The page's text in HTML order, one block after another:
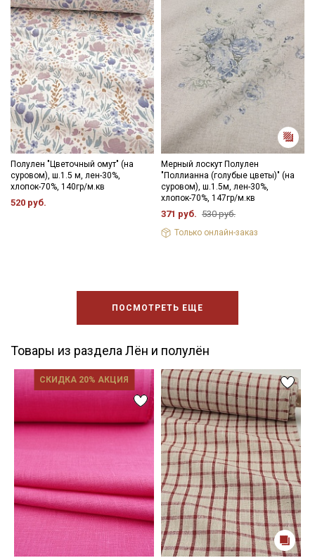
Полулен "Цветочный омут" (на
суровом), ш.1.5 м, лен-30%,
хлопок-70%, 140гр/м.кв
520 руб.
Мерный лоскут Полулен
"Поллианна (голубые цветы)" (на
суровом), ш.1.5м, лен-30%,
хлопок-70%, 147гр/м.кв
371 руб. 530 руб.
Только онлайн-заказ
ПОСМОТРЕТЬ ЕЩЕ
Товары из раздела Лён и полулён
СКИДКА 20% АКЦИЯ